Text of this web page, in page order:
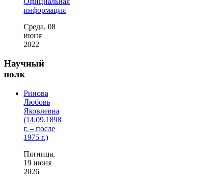
информация
Среда, 08
июня
2022
Научный
полк
Ринова
Любовь
Яковлевна
(14.09.1898
г. – после
1975 г.)
Пятница,
19 июня
2026